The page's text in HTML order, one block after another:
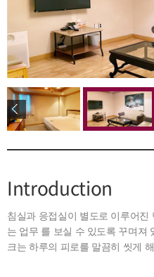
Introduction
침실과 응접실이 별도로 이루어진
는 업무 를 보실 수 있도록 꾸며져
크는 하루의 피로를 말끔히 씻게